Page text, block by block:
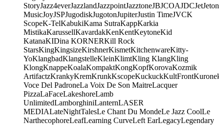
StoryJazz4everJazzlandJazzpointJazztoneJBJCOAJDCJetJeton
MusicJoyJSPJugodiskJugotonJupiterJustin TimeJVCK
ScopeK-TelKabukiKama SutraKappKarkia
MistikaKarussellKavardakKenKentKeytoneKid
KatanaKIDina KORNERKill Rock
StarsKingKingsizeKirshnerKismetKitchenwareKitty-
YoKlangbadKlangstelleKleinKlimtKling KlangKling
KlongKnappeKoalaKompaktKongKopfKorovaKozmik
ArtifactzKrankyKremKrunkKscopeKuckuckKultFront
Voce Del PadroneLa Voix De Son MaitreLacquer
PizzaLaFaceLakeshoreLamb
UnlimitedLamborghiniLanternLASER
MEDIALateNightTalesLe Chant Du MondeLe Jazz CoolLe
NarthecophoreLeafLearning CurveLeft EarLegacyLegendary